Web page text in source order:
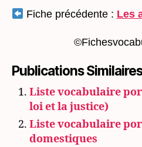
Fiche précédente : Les
Publications
Liste vocabulaire
loi et la justice)
Liste vocabulaire
domestiques